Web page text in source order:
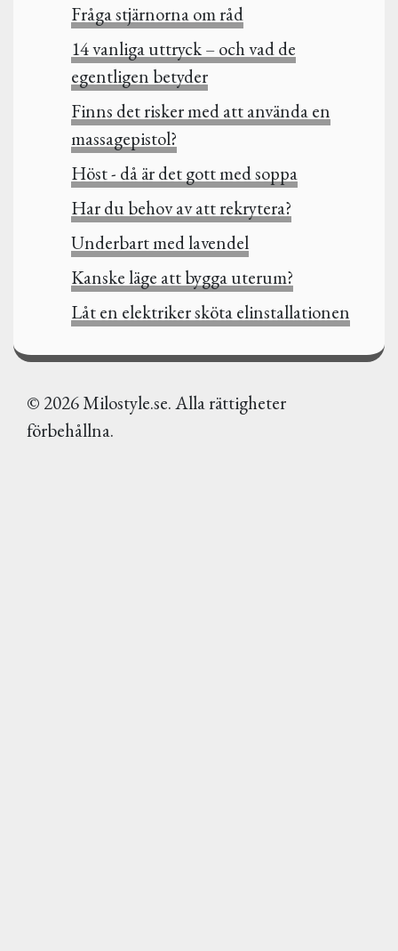
Fråga stjärnorna om råd
14 vanliga uttryck – och vad de
egentligen betyder
Finns det risker med att använda en
massagepistol?
Höst - då är det gott med soppa
Har du behov av att rekrytera?
Underbart med lavendel
Kanske läge att bygga uterum?
Låt en elektriker sköta elinstallationen
© 2026 Milostyle.se. Alla rättigheter
förbehållna.